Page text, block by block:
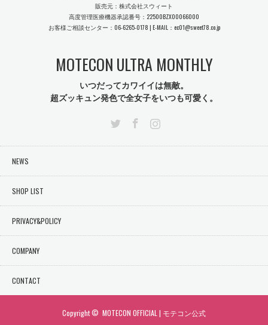
販売元：株式会社スウィート
高度管理医療機器承認番号：22500BZX00066000
お客様ご相談センター：06-6265-0178 | E-MAIL：ec01@sweet78.co.jp
MOTECON ULTRA MONTHLY
いつだってカワイイは無敵。
超ズッキュン発色で全女子をいつも可愛く。
NEWS
SHOP LIST
PRIVACY&POLICY
COMPANY
CONTACT
Copyright © MOTECON OFFICIAL | モテコン公式